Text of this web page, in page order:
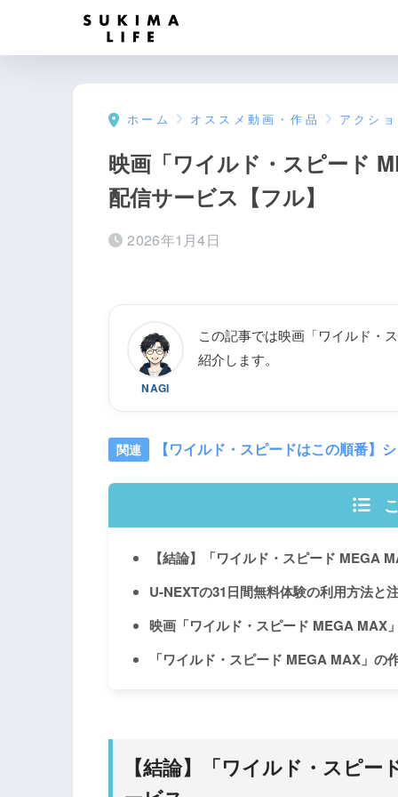
ホーム オススメ動画・作品 アクシ
映画「ワイルド・スピード
配信サービス【フル】
2026年1月4日
NAGI
この記事では映画「ワイルド・
紹介します。
【ワイルド・スピードはこの順番】
【結論】「ワイルド・スピード MEGA
U-NEXTの31日間無料体験の利用方法と
映画「ワイルド・スピード MEGA MAX
「ワイルド・スピード MEGA MAX」の
【結論】「ワイルド・スピ